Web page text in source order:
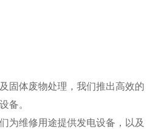
固体废物处理，我们推出高效的
备。
为维修用途提供发电设备，以及